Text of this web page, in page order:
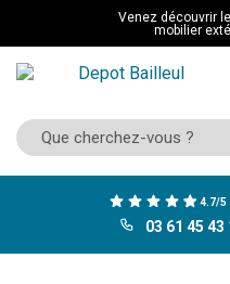
Venez découvrir
mobilier
4.7/5
03 61 45 43